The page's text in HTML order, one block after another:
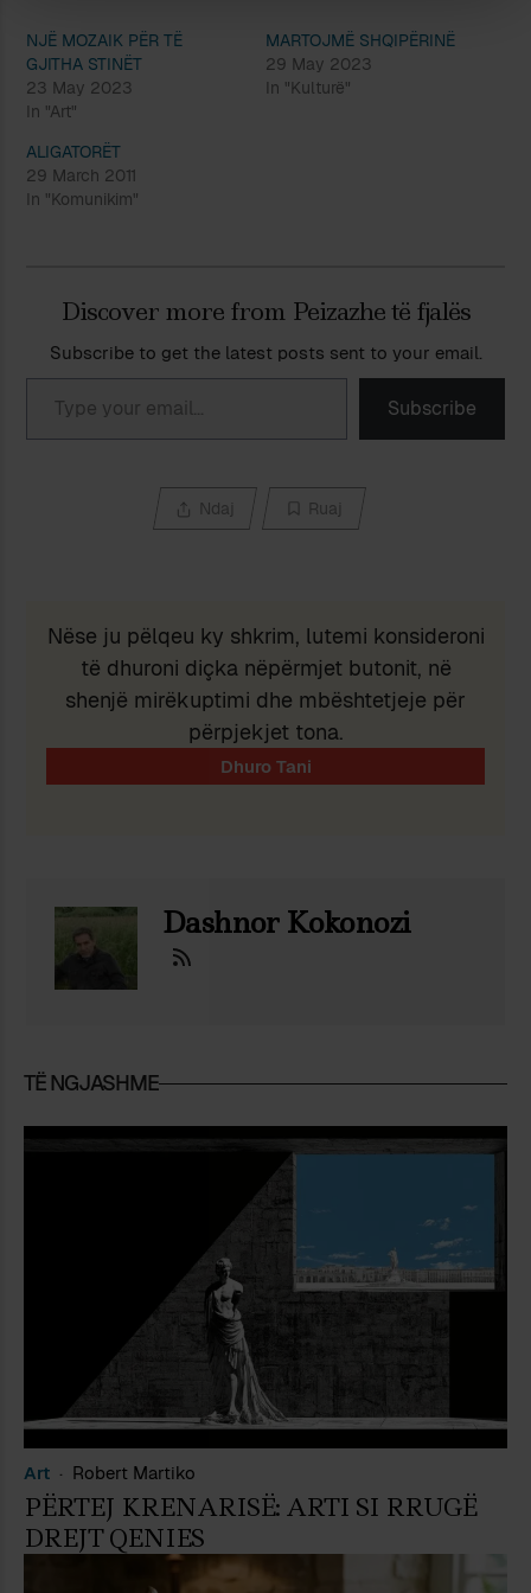
NJË MOZAIK PËR TË
GJITHA STINËT
23 May 2023
In "Art"
MARTOJMË SHQIPËRINË
29 May 2023
In "Kulturë"
ALIGATORËT
29 March 2011
In "Komunikim"
Discover more from Peizazhe të fjalës
Subscribe to get the latest posts sent to your email.
Type your email…
Subscribe
Ndaj Ruaj
Nëse ju pëlqeu ky shkrim, lutemi konsideroni
të dhuroni diçka nëpërmjet butonit, në
shenjë mirëkuptimi dhe mbështetjeje për
përpjekjet tona.
Dashnor Kokonozi
TË NGJASHME
Art Robert Martiko
PËRTEJ KRENARISË: ARTI SI RRUGË
DREJT QENIES